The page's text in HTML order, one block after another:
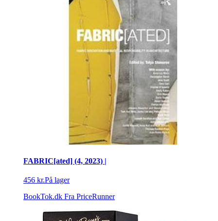
FABRIC[ated] (4, 2023) |
456 kr.På lager
BookTok.dk Fra PriceRunner